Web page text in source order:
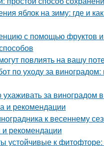
яблок на зиму: где и
с помощью фруктов
повлиять на вашу
по уходу за
за виноградом в
и рекомендации
к весеннему
рекомендации
устойчивые к фитофторе: